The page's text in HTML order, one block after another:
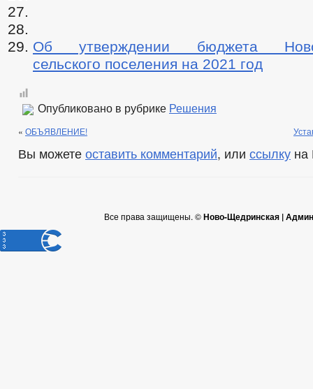
Об утверждении бюджета Ново-
сельского поселения на 2021 год
Опубликовано в рубрике Решения
« ОБЪЯВЛЕНИЕ!
Вы можете оставить комментарий, или ссылку на
Все права защищены. ©Ново-Щедринская |